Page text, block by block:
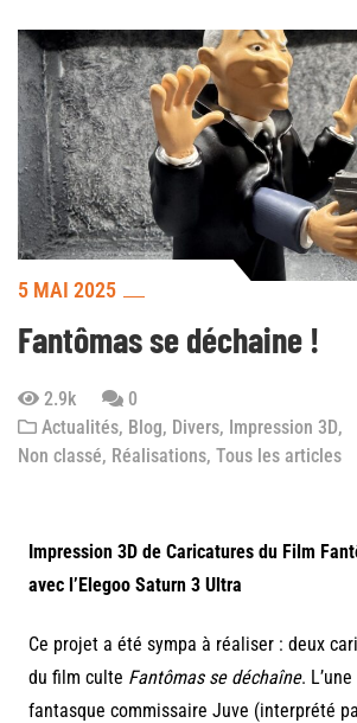
5 MAI 2025
Fantômas se déchaine !
2.9k
0
Actualités, Blog, Divers, Impression 3D,
Non classé, Réalisations, Tous les articles
Impression 3D de Caricatures du Film
avec l’Elegoo Saturn 3 Ultra
Ce projet a été sympa à réaliser : deux
du film culte Fantômas se déchaîne.
fantasque commissaire Juve (interprété